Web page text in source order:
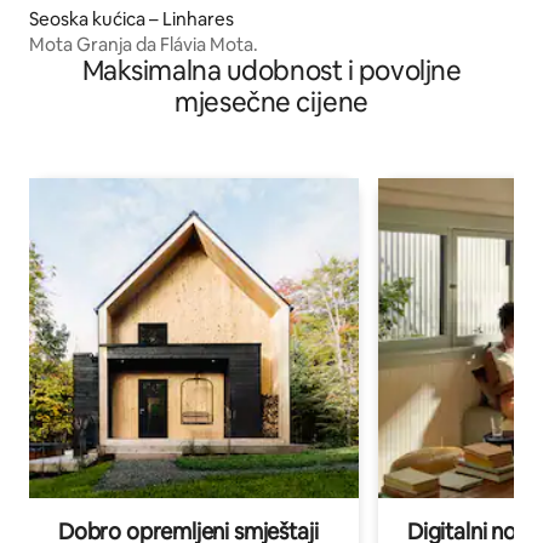
Seoska kućica – Linhares
Mota Granja da Flávia Mota.
Maksimalna udobnost i povoljne
mjesečne cijene
Dobro opremljeni smještaji Digitalni